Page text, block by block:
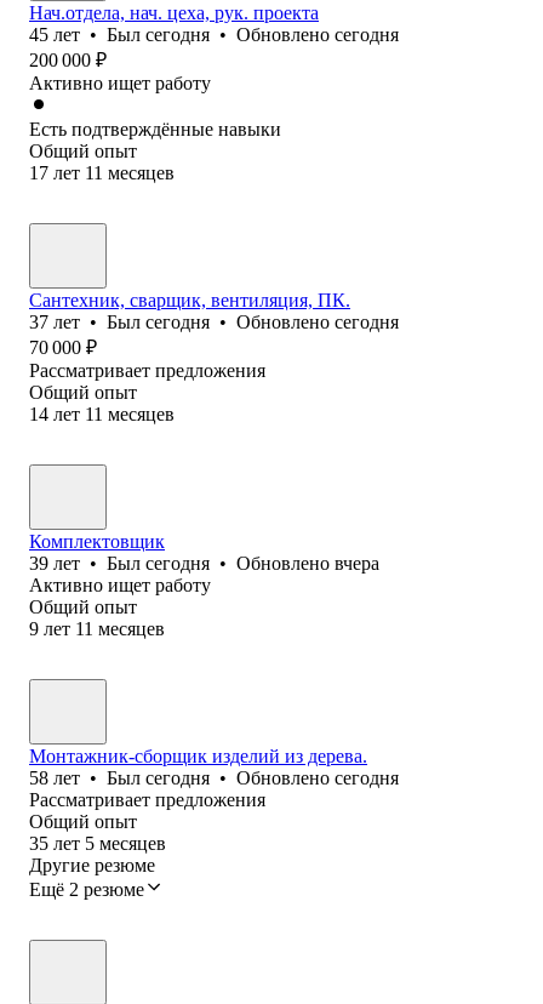
Нач.отдела, нач. цеха, рук. проекта
45 лет • Был сегодня • Обновлено сегодня
200 000 ₽
Активно ищет работу
Есть подтверждённые навыки
Общий опыт
17 лет 11 месяцев
Сантехник, сварщик, вентиляция, ПК.
37 лет • Был сегодня • Обновлено сегодня
70 000 ₽
Рассматривает предложения
Общий опыт
14 лет 11 месяцев
Комплектовщик
39 лет • Был сегодня • Обновлено вчера
Активно ищет работу
Общий опыт
9 лет 11 месяцев
Монтажник-сборщик изделий из дерева.
58 лет • Был сегодня • Обновлено сегодня
Рассматривает предложения
Общий опыт
35 лет 5 месяцев
Другие резюме
Ещё 2 резюме